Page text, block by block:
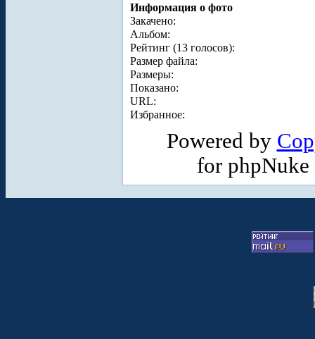
Информация о фото
Закачено:
Альбом:
Рейтинг (13 голосов):
Размер файла:
Размеры:
Показано:
URL:
Избранное:
Powered by
for